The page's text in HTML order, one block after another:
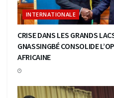
INTERNATIONALE
CRISE DANS LES GRANDS
GNASSINGBÉ CONSOLIDE
AFRICAINE